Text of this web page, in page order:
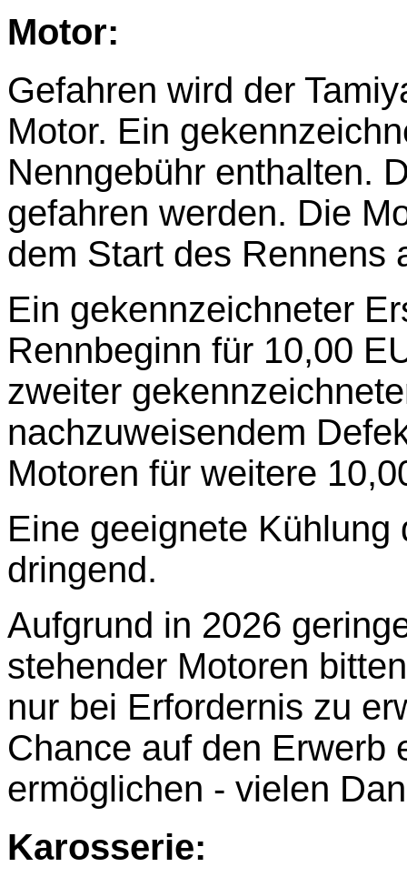
Motor:
Gefahren wird der
Motor. Ein
Nenngebühr enthalten.
gefahren werden. Die
dem Start des Rennens
Ein gekennzeichneter
Rennbeginn für 10,00
zweiter
nachzuweisendem
Motoren für weitere
Eine geeignete
dringend.
Aufgrund in 2026
stehender Motoren
nur bei Erfordernis zu
Chance auf den Erwerb
ermöglichen - vielen
Karosserie: